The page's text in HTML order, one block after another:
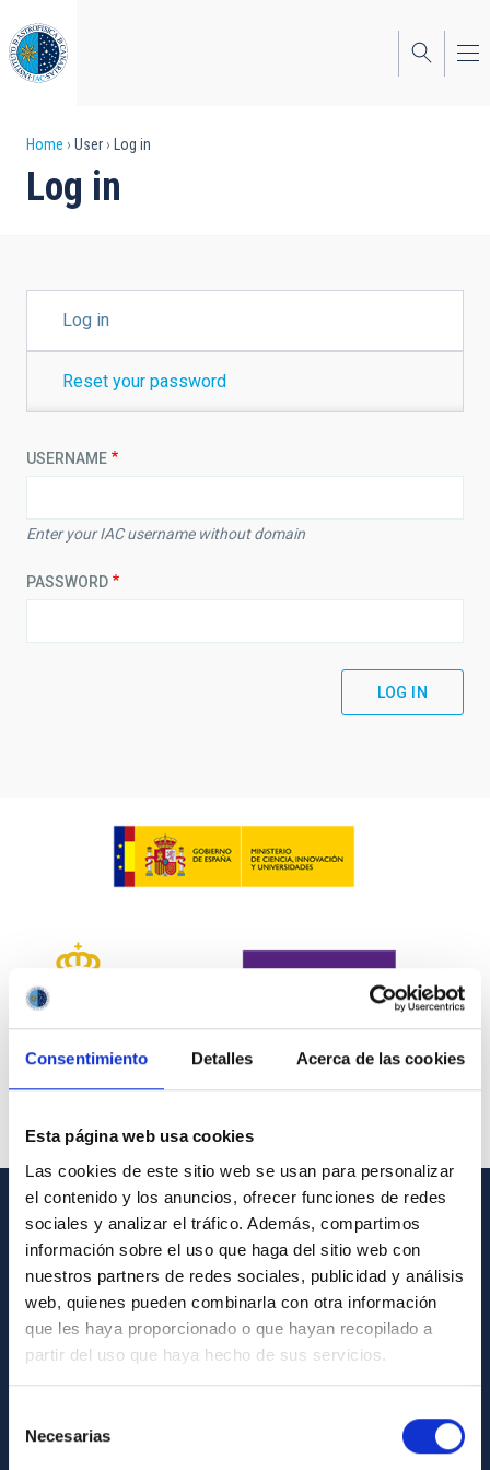
Consentimiento Detalles Acerca de las cookies
Esta página web usa cookies
Las cookies de este sitio web se usan para personalizar
el contenido y los anuncios, ofrecer funciones de redes
sociales y analizar el tráfico. Además, compartimos
información sobre el uso que haga del sitio web con
nuestros partners de redes sociales, publicidad y análisis
web, quienes pueden combinarla con otra información
que les haya proporcionado o que hayan recopilado a
partir del uso que haya hecho de sus servicios.
Necesarias
to
main
content
Breadcrumb
Home User Log in
Log in
TABSLog in
Reset your password
USERNAME
Enter your IAC username without domain
PASSWORD
GENERAL INFORMATION
Contact
How to get to the IAC
List of personnel
Library
General register